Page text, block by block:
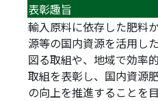
表彰趣旨
輸入原料に依存した肥料
源等の国内資源を活用し
図る取組や、地域で効率
取組を表彰し、国内資源
の向上を推進することを